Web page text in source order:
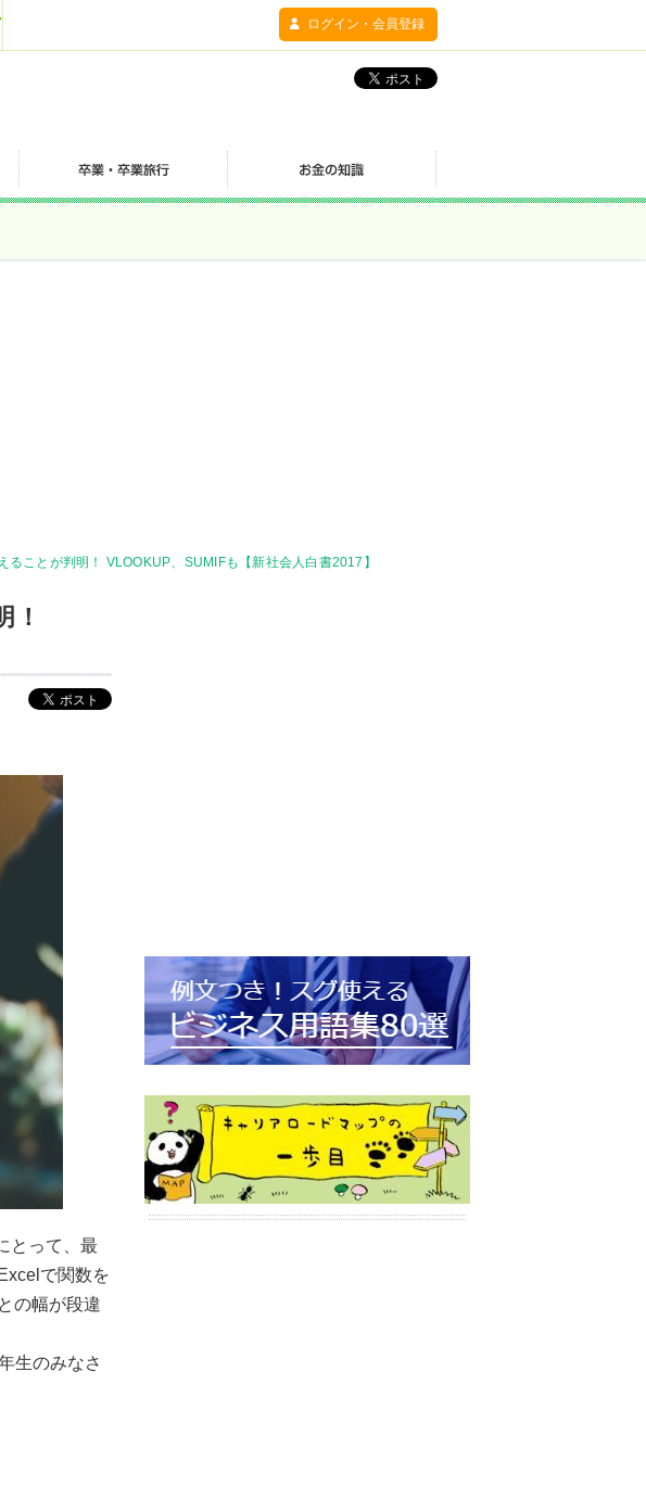
ログイン・会員登録
ことが判明！ VLOOKUP、SUMIFも【新社会人白書2017】
！
とって、最
で関数を
の幅が段違
生のみなさ